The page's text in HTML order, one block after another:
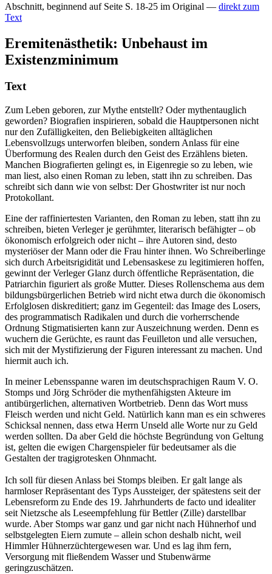
Abschnitt, beginnend auf Seite S. 18-25 im Original — direkt zum
Text
Eremitenästhetik: Unbehaust im
Existenzminimum
Text
Zum Leben geboren, zur Mythe entstellt? Oder mythentauglich
geworden? Biografien inspirieren, sobald die Hauptpersonen nicht
nur den Zufälligkeiten, den Beliebigkeiten alltäglichen
Lebensvollzugs unterworfen bleiben, sondern Anlass für eine
Überformung des Realen durch den Geist des Erzählens bieten.
Manchen Biografierten gelingt es, in Eigenregie so zu leben, wie
man liest, also einen Roman zu leben, statt ihn zu schreiben. Das
schreibt sich dann wie von selbst: Der Ghostwriter ist nur noch
Protokollant.
Eine der raffiniertesten Varianten, den Roman zu leben, statt ihn zu
schreiben, bieten Verleger je gerühmter, literarisch befähigter – ob
ökonomisch erfolgreich oder nicht – ihre Autoren sind, desto
mysteriöser der Mann oder die Frau hinter ihnen. Wo Schreiberlinge
sich durch Arbeitsrigidität und Lebensaskese zu legitimieren hoffen,
gewinnt der Verleger Glanz durch öffentliche Repräsentation, die
Patriarchin figuriert als große Mutter. Dieses Rollenschema aus dem
bildungsbürgerlichen Betrieb wird nicht etwa durch die ökonomisch
Erfolglosen diskreditiert; ganz im Gegenteil: das Image des Losers,
des programmatisch Radikalen und durch die vorherrschende
Ordnung Stigmatisierten kann zur Auszeichnung werden. Denn es
wuchern die Gerüchte, es raunt das Feuilleton und alle versuchen,
sich mit der Mystifizierung der Figuren interessant zu machen. Und
hiermit auch ich.
In meiner Lebensspanne waren im deutschsprachigen Raum V. O.
Stomps und Jörg Schröder die mythenfähigsten Akteure im
antibürgerlichen, alternativen Wortbetrieb. Denn das Wort muss
Fleisch werden und nicht Geld. Natürlich kann man es ein schweres
Schicksal nennen, dass etwa Herrn Unseld alle Worte nur zu Geld
werden sollten. Da aber Geld die höchste Begründung von Geltung
ist, gelten die ewigen Chargenspieler für bedeutsamer als die
Gestalten der tragigrotesken Ohnmacht.
Ich soll für diesen Anlass bei Stomps bleiben. Er galt lange als
harmloser Repräsentant des Typs Aussteiger, der spätestens seit der
Lebensreform zu Ende des 19. Jahrhunderts de facto und idealiter
seit Nietzsche als Leseempfehlung für Bettler (Zille) darstellbar
wurde. Aber Stomps war ganz und gar nicht nach Hühnerhof und
selbstgelegten Eiern zumute – allein schon deshalb nicht, weil
Himmler Hühnerzüchtergewesen war. Und es lag ihm fern,
Versorgung mit fließendem Wasser und Stubenwärme
geringzuschätzen.